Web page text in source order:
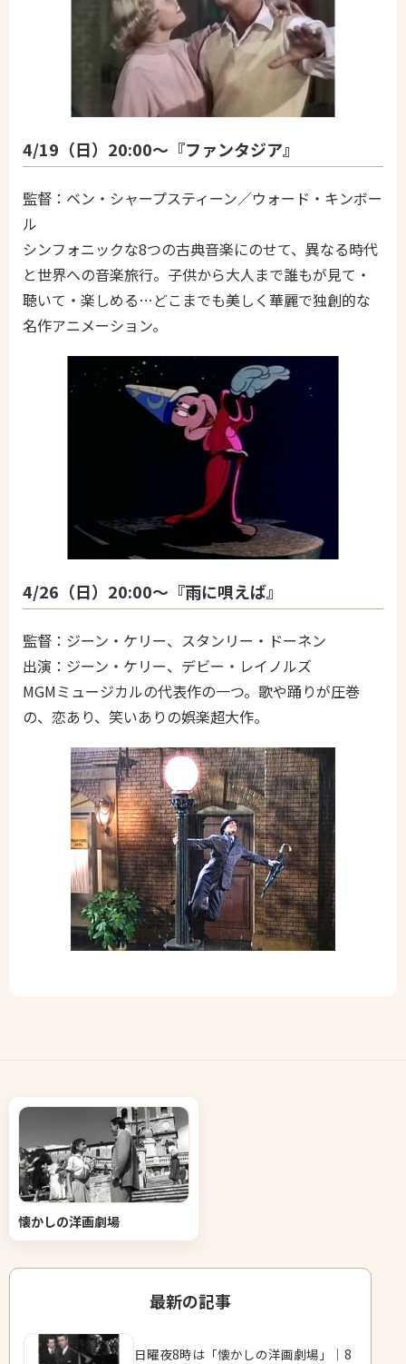
4/19（日）20:00～『ファンタジア』
監督：ベン・シャープスティーン／ウォード・キンボー
ル
シンフォニックな8つの古典音楽にのせて、異なる時代
と世界への音楽旅行。子供から大人まで誰もが見て・
聴いて・楽しめる…どこまでも美しく華麗で独創的な
名作アニメーション。
4/26（日）20:00～『雨に唄えば』
監督：ジーン・ケリー、スタンリー・ドーネン
出演：ジーン・ケリー、デビー・レイノルズ
MGMミュージカルの代表作の一つ。歌や踊りが圧巻
の、恋あり、笑いありの娯楽超大作。
懐かしの洋画劇場
最新の記事
日曜夜8時は「懐かしの洋画劇場」｜8